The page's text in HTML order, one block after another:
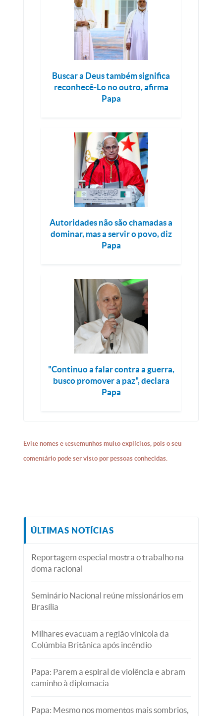
Buscar a Deus também significa
reconhecê-Lo no outro, afirma
Papa
Autoridades não são chamadas a
dominar, mas a servir o povo, diz
Papa
"Continuo a falar contra a guerra,
busco promover a paz", declara
Papa
Evite nomes e testemunhos muito explícitos, pois o seu
comentário pode ser visto por pessoas conhecidas.
ÚLTIMAS NOTÍCIAS
Reportagem especial mostra o trabalho na
doma racional
Seminário Nacional reúne missionários em
Brasília
Milhares evacuam a região vinícola da
Colúmbia Britânica após incêndio
Papa: Parem a espiral de violência e abram
caminho à diplomacia
Papa: Mesmo nos momentos mais sombrios,